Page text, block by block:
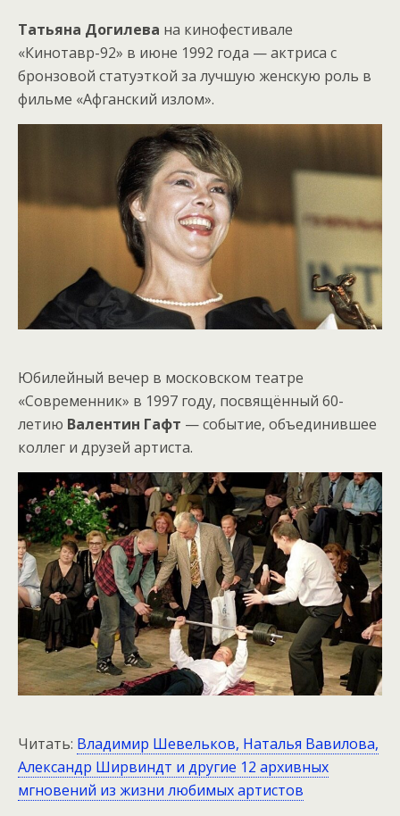
Татьяна Догилева на кинофестивале
«Кинотавр-92» в июне 1992 года — актриса с
бронзовой статуэткой за лучшую женскую роль в
фильме «Афганский излом».
Юбилейный вечер в московском театре
«Современник» в 1997 году, посвящённый 60-
летию Валентин Гафт — событие, объединившее
коллег и друзей артиста.
Читать: Владимир Шевельков, Наталья Вавилова,
Александр Ширвиндт и другие 12 архивных
мгновений из жизни любимых артистов